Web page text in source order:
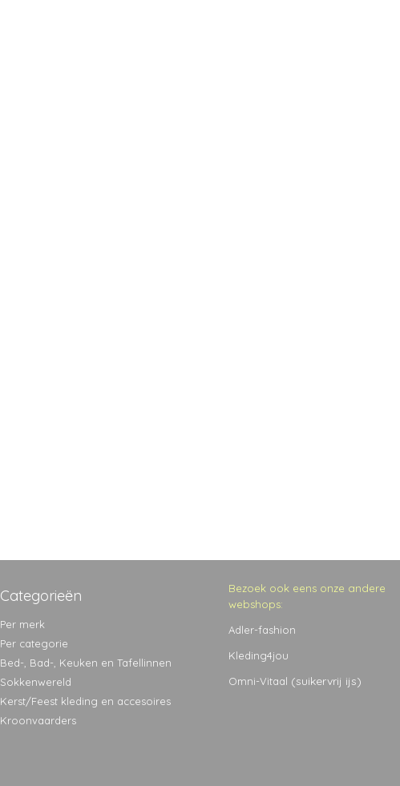
Categorieën
Per merk
Per categorie
Bed-, Bad-, Keuken en Tafellinnen
Sokkenwereld
Kerst/Feest kleding en accesoires
Kroonvaarders
Bezoek ook eens onze andere
webshops:
Adler-fashion
Kleding4jou
Omni-Vitaal (suikervrij ijs)